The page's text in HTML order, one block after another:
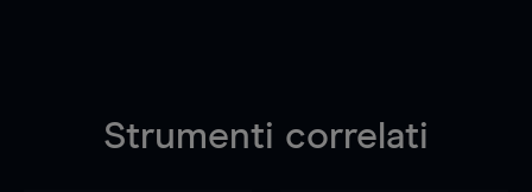
Strumenti correlati